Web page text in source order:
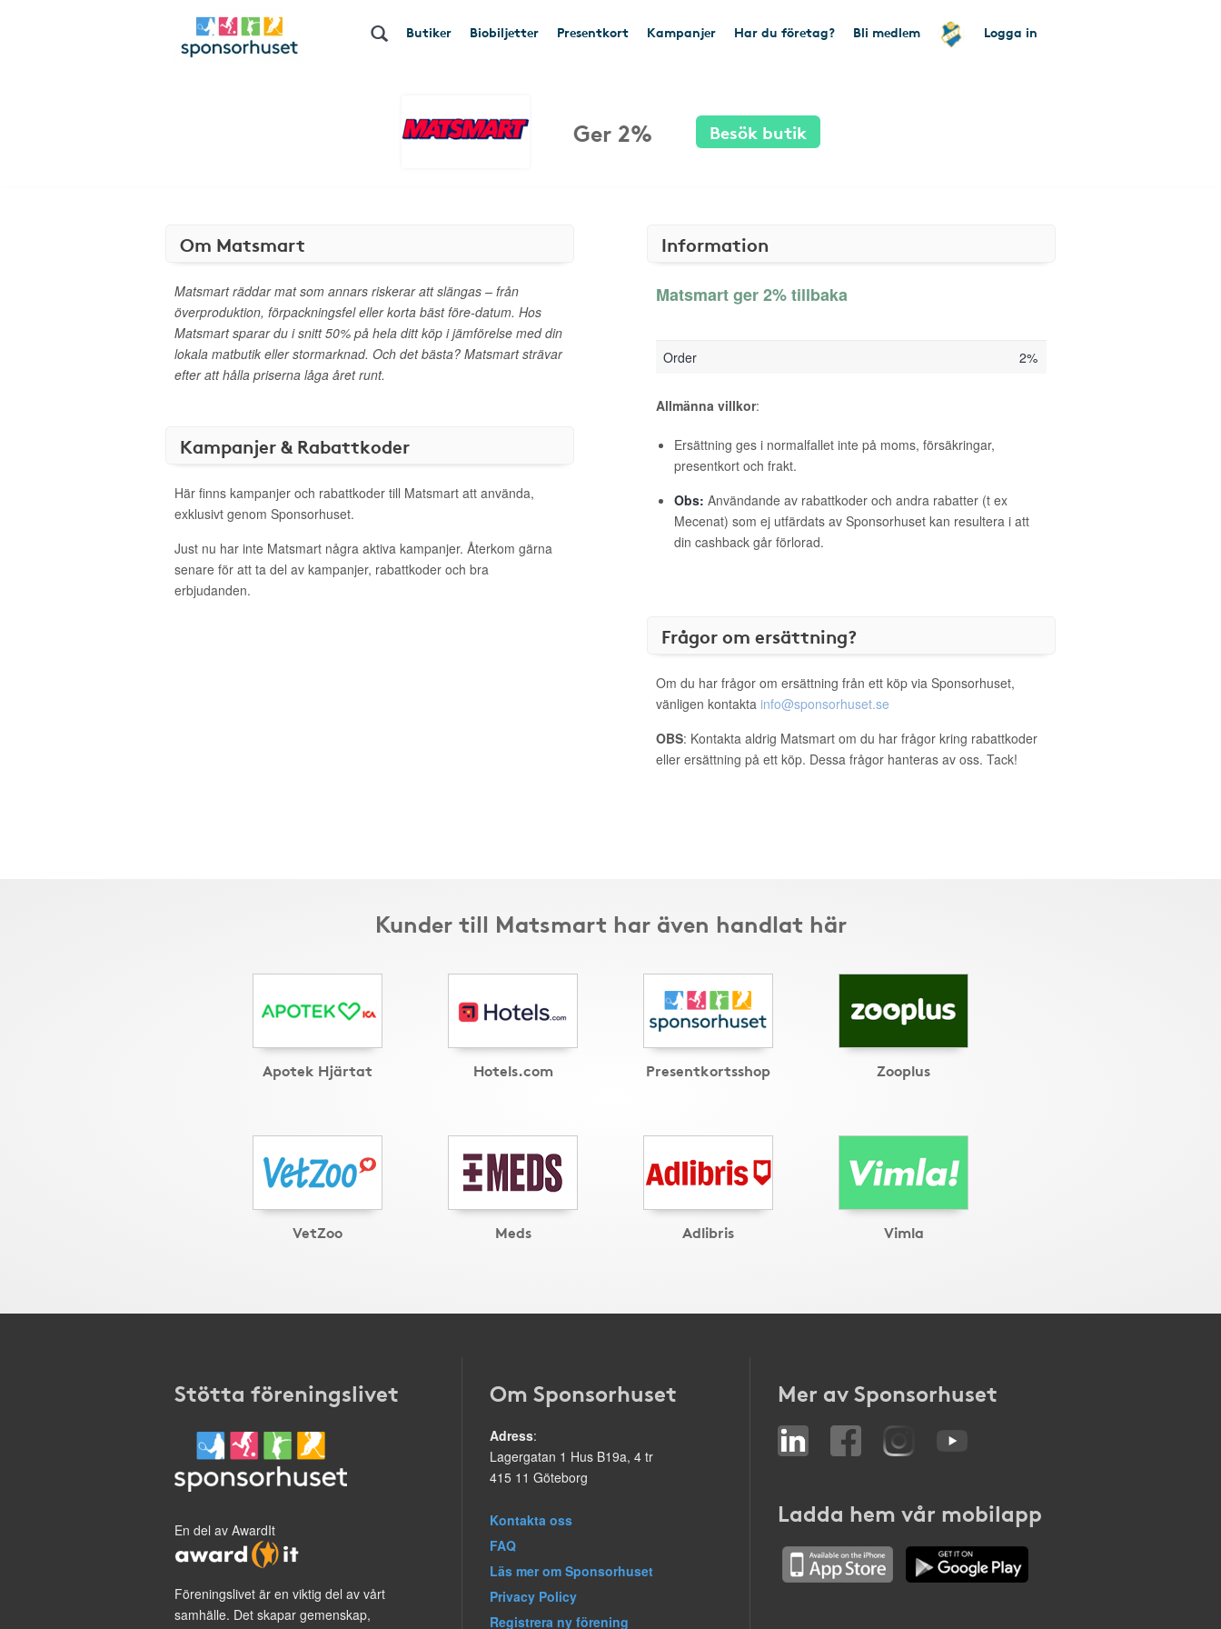
Butiker Biobiljetter Presentkort Kampanjer Har du företag? Bli medlem Logga in
Ger 2% Besök butik
Om Matsmart
Matsmart räddar mat som annars riskerar att slängas – från
överproduktion, förpackningsfel eller korta bäst före-datum. Hos
Matsmart sparar du i snitt 50% på hela ditt köp i jämförelse med din
lokala matbutik eller stormarknad. Och det bästa? Matsmart strävar
efter att hålla priserna låga året runt.
Kampanjer & Rabattkoder
Här finns kampanjer och rabattkoder till Matsmart att använda,
exklusivt genom Sponsorhuset.
Just nu har inte Matsmart några aktiva kampanjer. Återkom gärna
senare för att ta del av kampanjer, rabattkoder och bra
erbjudanden.
Information
Matsmart ger 2% tillbaka
Order 2%
Allmänna villkor:
Ersättning ges i normalfallet inte på moms, försäkringar,
presentkort och frakt.
Obs: Användande av rabattkoder och andra rabatter (t ex
Mecenat) som ej utfärdats av Sponsorhuset kan resultera i att
din cashback går förlorad.
Frågor om ersättning?
Om du har frågor om ersättning från ett köp via Sponsorhuset,
vänligen kontakta info@sponsorhuset.se
OBS: Kontakta aldrig Matsmart om du har frågor kring rabattkoder
eller ersättning på ett köp. Dessa frågor hanteras av oss. Tack!
Kunder till Matsmart har även handlat här
Apotek Hjärtat Hotels.com Presentkortsshop Zooplus
VetZoo Meds Adlibris Vimla
Stötta föreningslivet
En del av AwardIt
Föreningslivet är en viktig del av vårt
samhälle. Det skapar gemenskap,
Om Sponsorhuset
Adress:
Lagergatan 1 Hus B19a, 4 tr
415 11 Göteborg
Kontakta oss
FAQ
Läs mer om Sponsorhuset
Privacy Policy
Registrera ny förening
Mer av Sponsorhuset
Ladda hem vår mobilapp